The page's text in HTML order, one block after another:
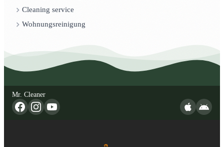
Cleaning service
Wohnungsreinigung
Mr. Cleaner